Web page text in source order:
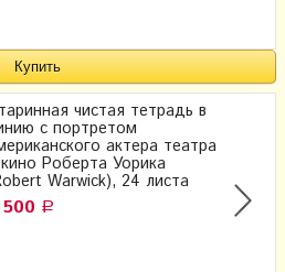
чистая тетрадь в
с портретом
актера театра
Роберта Уорика
Warwick), 24 листа
Р